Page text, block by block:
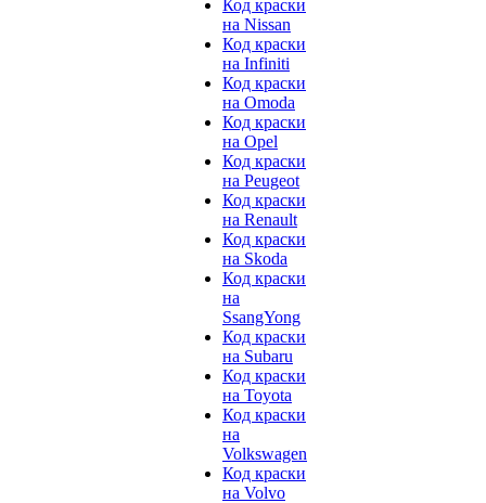
Код краски
на Nissan
Код краски
на Infiniti
Код краски
на Omoda
Код краски
на Opel
Код краски
на Peugeot
Код краски
на Renault
Код краски
на Skoda
Код краски
на
SsangYong
Код краски
на Subaru
Код краски
на Toyota
Код краски
на
Volkswagen
Код краски
на Volvo